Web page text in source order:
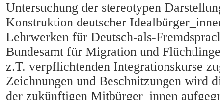
Untersuchung der stereotypen
Konstruktion deutscher
Lehrwerken für Deutsch-als-
Bundesamt für Migration und
z.T. verpflichtenden Integrationskurse
Zeichnungen und Beschnitzungen wird
der zukünftigen Mitbürger_innen